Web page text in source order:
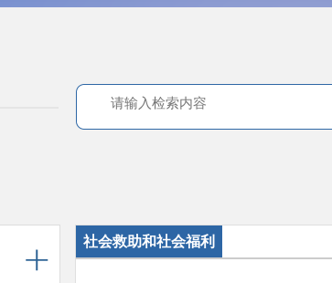
社会救助和社会福利